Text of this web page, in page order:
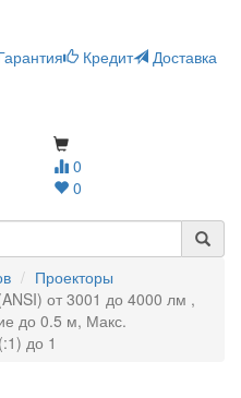
Кредит
Доставка
0
0
Проекторы
от 3001 до 4000 лм ,
до 0.5 м, Макс.
до 1